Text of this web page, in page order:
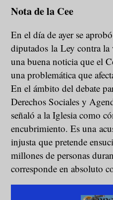
Nota de la Cee
En el día de ayer se
diputados la Ley contra
una buena noticia que el
una problemática que
En el ámbito del debate
Derechos Sociales y
señaló a la Iglesia como
encubrimiento. Es una
injusta que pretende
millones de personas
corresponde en absoluto